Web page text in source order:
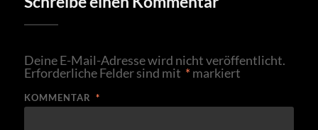
Deine E-Mail-Adresse wird nicht veröffentlicht.
Erforderliche Felder sind mit *markiert
KOMMENTAR *